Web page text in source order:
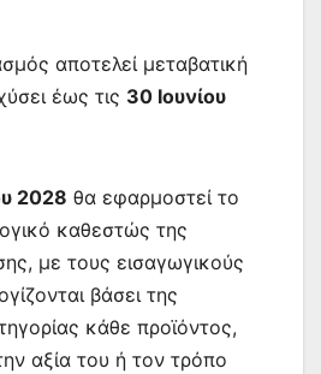
αποτελεί μεταβατική
έως τις 30 Ιουνίου
2028 θα εφαρμοστεί το
καθεστώς της
με τους εισαγωγικούς
βάσει της
κάθε προϊόντος,
αξία του ή τον τρόπο